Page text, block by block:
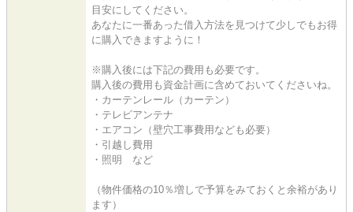
目安にしてください。
あなたに一番あった借入方法を見つけて少しでもお得
に購入できますように！
※購入後には下記の費用も必要です。
購入後の費用も資金計画に含めておいてくださいね。
・カーテンレール（カーテン）
・テレビアンテナ
・エアコン（壁穴工事費用なども必要）
・引越し費用
・照明 など
（物件価格の10％増しで予算をみておくと余裕があり
ます）